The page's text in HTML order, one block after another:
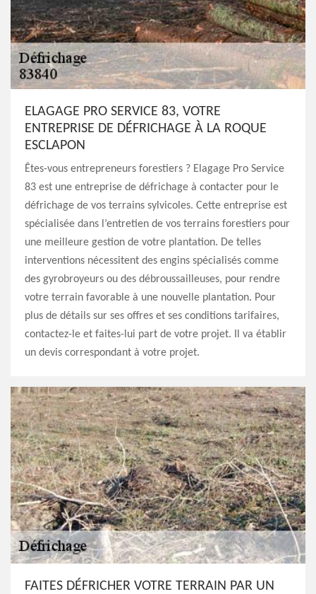
ELAGAGE PRO SERVICE 83, VOTRE
ENTREPRISE DE DÉFRICHAGE À LA ROQUE
ESCLAPON
Êtes-vous entrepreneurs forestiers ? Elagage Pro Service
83 est une entreprise de défrichage à contacter pour le
défrichage de vos terrains sylvicoles. Cette entreprise est
spécialisée dans l’entretien de vos terrains forestiers pour
une meilleure gestion de votre plantation. De telles
interventions nécessitent des engins spécialisés comme
des gyrobroyeurs ou des débroussailleuses, pour rendre
votre terrain favorable à une nouvelle plantation. Pour
plus de détails sur ses offres et ses conditions tarifaires,
contactez-le et faites-lui part de votre projet. Il va établir
un devis correspondant à votre projet.
FAITES DÉFRICHER VOTRE TERRAIN PAR UN